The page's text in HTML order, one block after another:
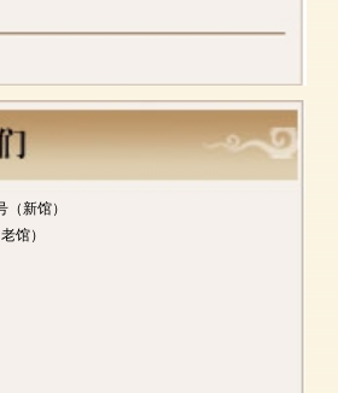
新馆）
馆）